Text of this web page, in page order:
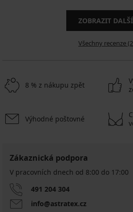
ZOBRAZIT DALŠÍ
Všechny recenze
8 % z nákupu zpět
Výhodné poštovné
Zákaznická podpora
V pracovních dnech od 8:00 do 17:00
491 204 304
info@astratex.cz